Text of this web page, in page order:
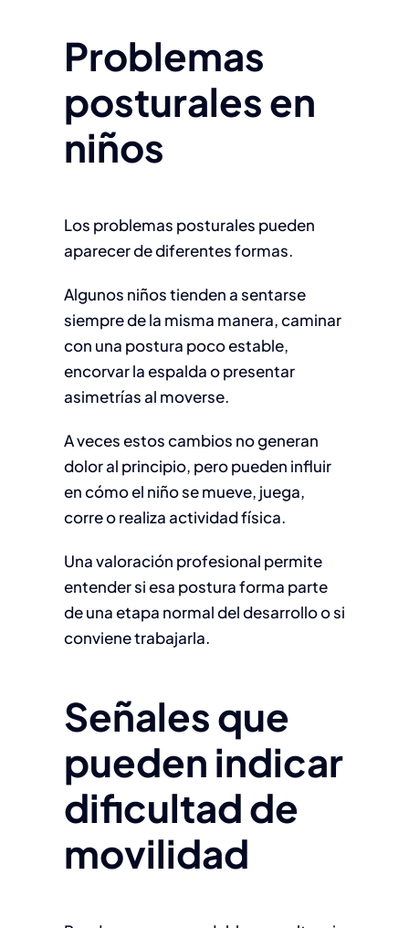
Problemas
posturales en
niños
Los problemas posturales pueden
aparecer de diferentes formas.
Algunos niños tienden a sentarse
siempre de la misma manera, caminar
con una postura poco estable,
encorvar la espalda o presentar
asimetrías al moverse.
A veces estos cambios no generan
dolor al principio, pero pueden influir
en cómo el niño se mueve, juega,
corre o realiza actividad física.
Una valoración profesional permite
entender si esa postura forma parte
de una etapa normal del desarrollo o si
conviene trabajarla.
Señales que
pueden indicar
dificultad de
movilidad